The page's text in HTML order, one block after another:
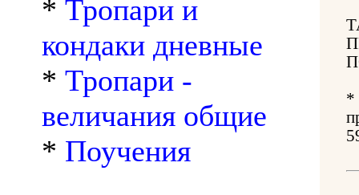
* Тропари и
кондаки дневные
* Тропари -
величания общие
* Поучения
*